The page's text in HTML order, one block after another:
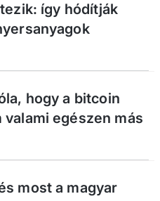
így hódítják
hogy a bitcoin
egészen más
most a magyar